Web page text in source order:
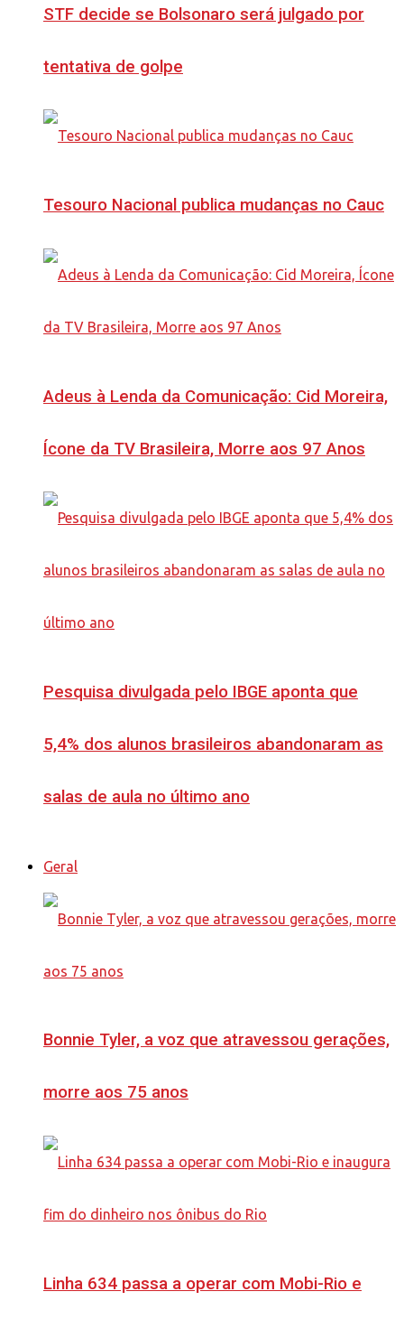
STF decide se Bolsonaro será julgado por
tentativa de golpe
Tesouro Nacional publica mudanças no Cauc
Adeus à Lenda da Comunicação: Cid Moreira,
Ícone da TV Brasileira, Morre aos 97 Anos
Pesquisa divulgada pelo IBGE aponta que
5,4% dos alunos brasileiros abandonaram as
salas de aula no último ano
Geral
Bonnie Tyler, a voz que atravessou gerações,
morre aos 75 anos
Linha 634 passa a operar com Mobi-Rio e